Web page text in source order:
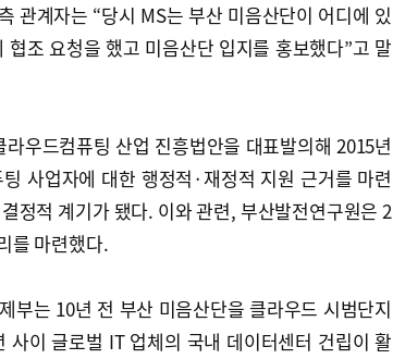
관계자는 “당시 MS는 부산 미음산단이 어디에 있
조 요청을 했고 미음산단 입지를 홍보했다”고 말
우드컴퓨팅 산업 진흥법안을 대표발의해 2015년
사업자에 대한 행정적·재정적 지원 근거를 마련
정적 계기가 됐다. 이와 관련, 부산발전연구원은 2
를 마련했다.
부는 10년 전 부산 미음산단을 클라우드 시범단지
이 글로벌 IT 업체의 국내 데이터센터 건립이 활